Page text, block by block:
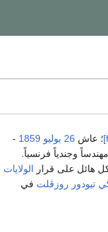
؛ عاش 26 يوليو 1859
-
وجندياً فرنسياً.
هائل على قرار الولايات
تيودور روزڤلت في